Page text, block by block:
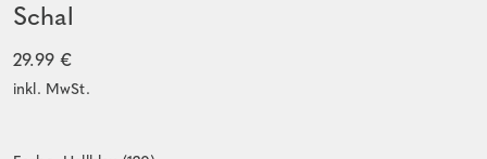
Schal
29.99 €
inkl. MwSt.